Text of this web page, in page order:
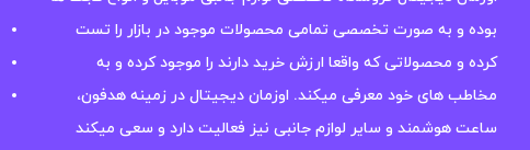
بوده و به صورت تخصصی تمامی محصولات موجود در بازار را تست
کرده و محصولاتی که واقعا ارزش خرید دارند را موجود کرده و به
مخاطب های خود معرفی میکند. اوزمان دیجیتال در زمینه هدفون،
ساعت هوشمند و سایر لوازم جانبی نیز فعالیت دارد و سعی میکند